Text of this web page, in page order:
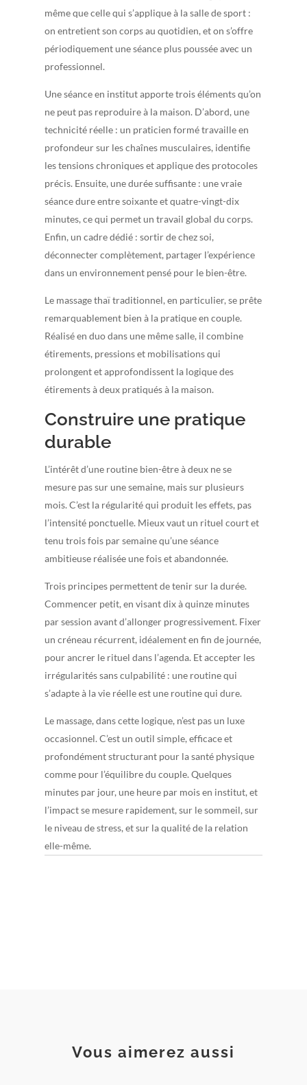
même que celle qui s’applique à la salle de sport :
on entretient son corps au quotidien, et on s’offre
périodiquement une séance plus poussée avec un
professionnel.
Une séance en institut apporte trois éléments qu’on
ne peut pas reproduire à la maison. D’abord, une
technicité réelle : un praticien formé travaille en
profondeur sur les chaînes musculaires, identifie
les tensions chroniques et applique des protocoles
précis. Ensuite, une durée suffisante : une vraie
séance dure entre soixante et quatre-vingt-dix
minutes, ce qui permet un travail global du corps.
Enfin, un cadre dédié : sortir de chez soi,
déconnecter complètement, partager l’expérience
dans un environnement pensé pour le bien-être.
Le massage thaï traditionnel, en particulier, se prête
remarquablement bien à la pratique en couple.
Réalisé en duo dans une même salle, il combine
étirements, pressions et mobilisations qui
prolongent et approfondissent la logique des
étirements à deux pratiqués à la maison.
Construire une pratique
durable
L’intérêt d’une routine bien-être à deux ne se
mesure pas sur une semaine, mais sur plusieurs
mois. C’est la régularité qui produit les effets, pas
l’intensité ponctuelle. Mieux vaut un rituel court et
tenu trois fois par semaine qu’une séance
ambitieuse réalisée une fois et abandonnée.
Trois principes permettent de tenir sur la durée.
Commencer petit, en visant dix à quinze minutes
par session avant d’allonger progressivement. Fixer
un créneau récurrent, idéalement en fin de journée,
pour ancrer le rituel dans l’agenda. Et accepter les
irrégularités sans culpabilité : une routine qui
s’adapte à la vie réelle est une routine qui dure.
Le massage, dans cette logique, n’est pas un luxe
occasionnel. C’est un outil simple, efficace et
profondément structurant pour la santé physique
comme pour l’équilibre du couple. Quelques
minutes par jour, une heure par mois en institut, et
l’impact se mesure rapidement, sur le sommeil, sur
le niveau de stress, et sur la qualité de la relation
elle-même.
Vous aimerez aussi